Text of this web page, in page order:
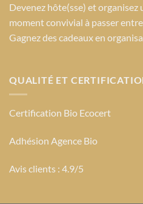
Devenez hôte(sse) et organisez
moment convivial à passer
Gagnez des cadeaux en
QUALITÉ ET
Certification Bio Ecocert
Adhésion Agence Bio
Avis clients : 4.9/5